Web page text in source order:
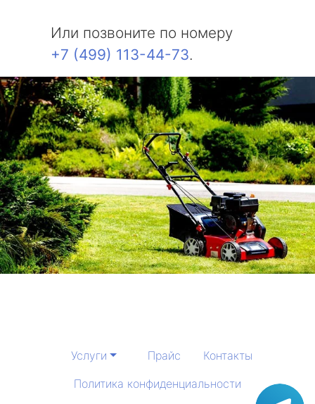
Или позвоните по номеру
+7 (499) 113-44-73.
Услуги Прайс
Контакты
Политика конфиденциальности